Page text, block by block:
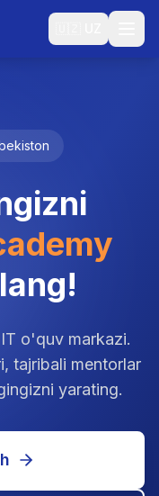
o'quv markazi.
tajribali mentorlar
yarating.